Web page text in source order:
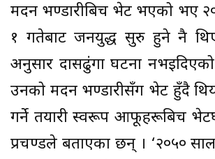
मदन भण्डारीबिच भेट भएको भए
१ गतेबाट जनयुद्ध सुरु हुने नै
अनुसार दासढुंगा घटना
उनको मदन भण्डारीसँग भेट हुँदै
गर्ने तयारी स्वरूप आफूहरूबिच
प्रचण्डले बताएका छन् । ‘२०५०